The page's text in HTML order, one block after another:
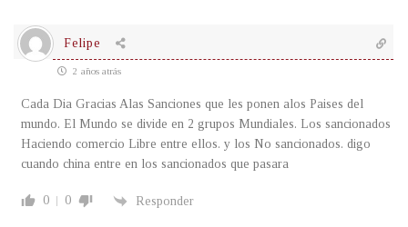
Felipe
2 años atrás
Cada Dia Gracias Alas Sanciones que les ponen alos Paises del
mundo. El Mundo se divide en 2 grupos Mundiales. Los sancionados
Haciendo comercio Libre entre ellos. y los No sancionados. digo
cuando china entre en los sancionados que pasara
0 0 Responder